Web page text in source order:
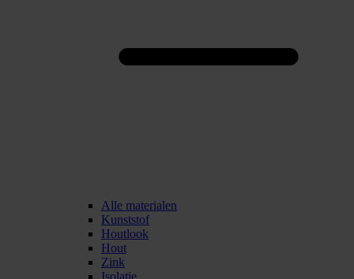
Alle materialen
Kunststof
Houtlook
Hout
Zink
Isolatie